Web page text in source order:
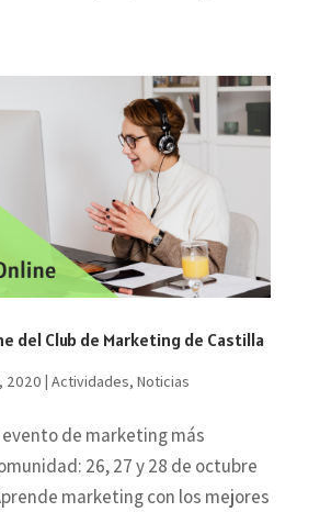
del Club de Marketing de Castilla
2020 | Actividades, Noticias
evento de marketing más
26, 27 y 28 de octubre
marketing con los mejores